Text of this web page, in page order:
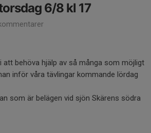
6/8 kl 17
att behöva hjälp av så många som möjligt
inför våra tävlingar kommande lördag
som är belägen vid sjön Skärens södra